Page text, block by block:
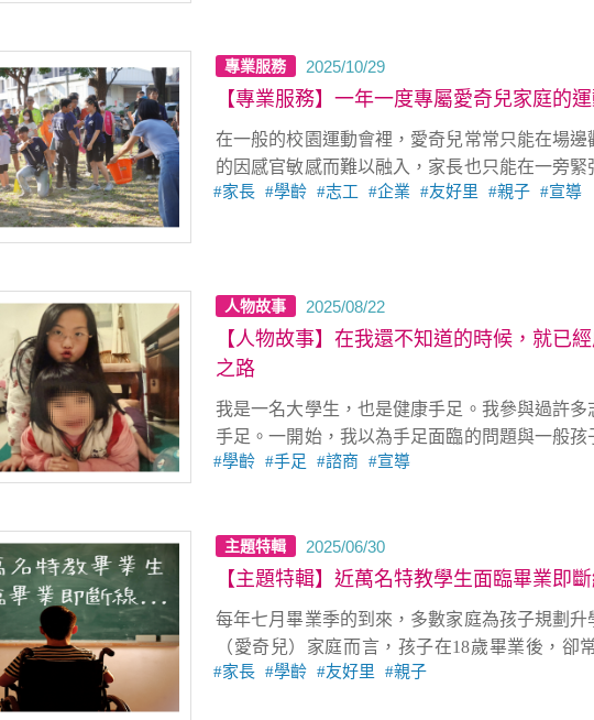
專業服務 2025/10/29
【專業服務】一年一度專屬愛奇兒家庭的
在一般的校園運動會裡，愛奇兒常常只能在場
的因感官敏感而難以融入，家長也只能在一旁
變調。 ❝ 而在天使心家族，身體上的限制，不再
家長 學齡 志工 企業 友好里 親子 宣導
人物故事 2025/08/22
【人物故事】在我還不知道的時候，就
之路
我是一名大學生，也是健康手足。我參與過許
手足。一開始，我以為手足面臨的問題與一般孩
到的課題。但隨著深入交流，我才逐漸意識到，
學齡 手足 諮商 宣導
主題特輯 2025/06/30
【主題特輯】近萬名特教學生面臨畢業即
每年七月畢業季的到來，多數家庭為孩子規劃
（愛奇兒）家庭而言，孩子在18歲畢業後，卻
境，那每年滿18歲從特教體系畢業的愛奇兒該何
家長 學齡 友好里 親子